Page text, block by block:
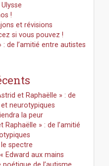
!
et révisions
si vous pouvez !
: de l’amitié entre autistes
et Raphaëlle » : de
neurotypiques
la peur
Raphaëlle » : de l’amitié
spectre
« Edward aux mains